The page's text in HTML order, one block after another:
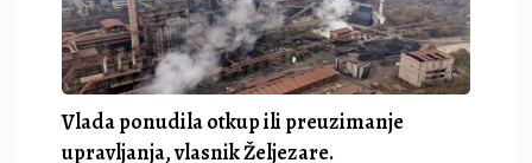
Vlada ponudila otkup ili preuzimanje
upravljanja, vlasnik Željezare.